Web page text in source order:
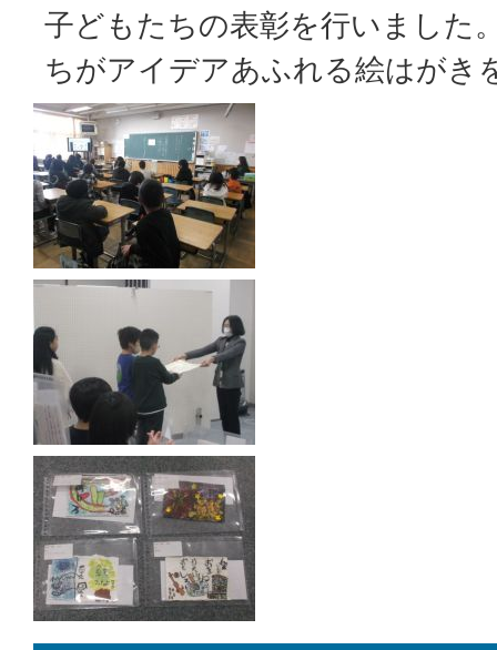
子どもたちの表彰を行いました
ちがアイデアあふれる絵はがき